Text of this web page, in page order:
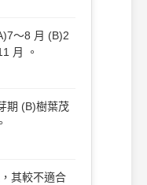
～8 月 (B)2
月 。
期 (B)樹葉茂
其較不適合